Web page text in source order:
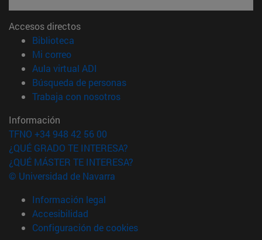
Accesos directos
Biblioteca
Mi correo(abre en nueva ventana)
Aula virtual ADI
Búsqueda de personas(abre en nueva ventana)
Trabaja con nosotros(abre en nueva ventana)
Información
TFNO +34 948 42 56 00
¿QUÉ GRADO TE INTERESA?
¿QUÉ MÁSTER TE INTERESA?
© Universidad de Navarra
Información legal
Accesibilidad
Configuración de cookies